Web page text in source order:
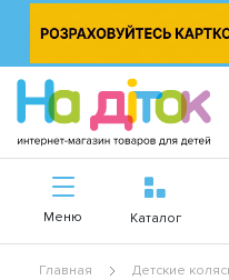
Меню Каталог
Главная Детские